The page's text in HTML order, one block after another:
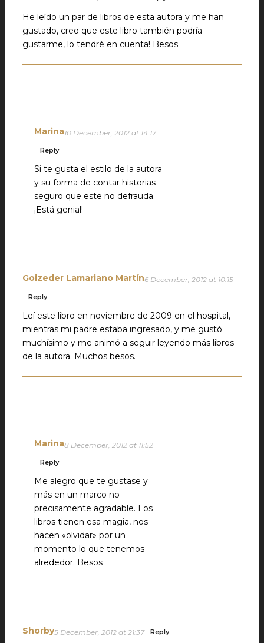
He leído un par de libros de esta autora y me han
gustado, creo que este libro también podría
gustarme, lo tendré en cuenta! Besos
Marina10 December, 2012 at 14:17
Reply
Si te gusta el estilo de la autora
y su forma de contar historias
seguro que este no defrauda.
¡Está genial!
Goizeder Lamariano Martín6 December, 2012 at 10:15
Reply
Leí este libro en noviembre de 2009 en el hospital,
mientras mi padre estaba ingresado, y me gustó
muchísimo y me animó a seguir leyendo más libros
de la autora. Muchos besos.
Marina8 December, 2012 at 11:52
Reply
Me alegro que te gustase y
más en un marco no
precisamente agradable. Los
libros tienen esa magia, nos
hacen «olvidar» por un
momento lo que tenemos
alrededor. Besos
Shorby5 December, 2012 at 21:37 Reply